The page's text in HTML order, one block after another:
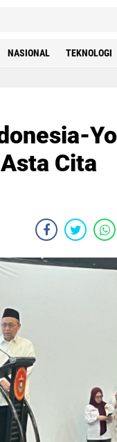
NASIONAL TEKNOLOGI
Cita